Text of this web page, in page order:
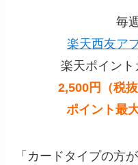
毎
楽天西友ア
楽天ポイント
2,500円（税
ポイント最
「カードタイプの方